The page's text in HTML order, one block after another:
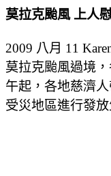
莫拉克颱風 上人
2009 八月 11
莫拉克颱風過境
午起，各地慈濟
受災地區進行發